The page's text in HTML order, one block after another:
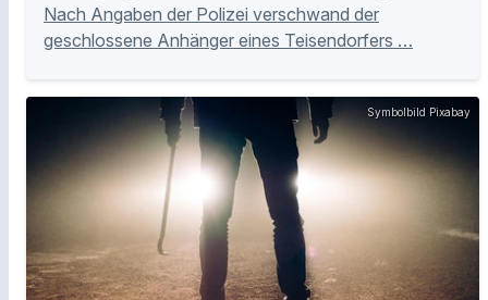
Nach Angaben der Polizei verschwand der
geschlossene Anhänger eines Teisendorfers …
Symbolbild Pixabay